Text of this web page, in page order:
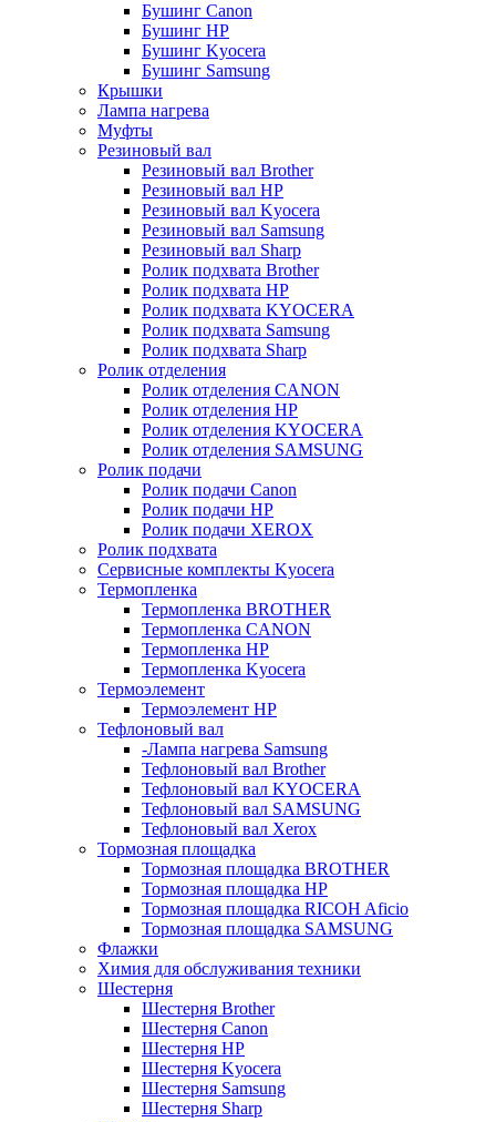
Бушинг Canon
Бушинг HP
Бушинг Kyocera
Бушинг Samsung
Крышки
Лампа нагрева
Муфты
Резиновый вал
Резиновый вал Brother
Резиновый вал HP
Резиновый вал Kyocera
Резиновый вал Samsung
Резиновый вал Sharp
Ролик подхвата Brother
Ролик подхвата HP
Ролик подхвата KYOCERA
Ролик подхвата Samsung
Ролик подхвата Sharp
Ролик отделения
Ролик отделения CANON
Ролик отделения HP
Ролик отделения KYOCERA
Ролик отделения SAMSUNG
Ролик подачи
Ролик подачи Canon
Ролик подачи HP
Ролик подачи XEROX
Ролик подхвата
Сервисные комплекты Kyocera
Термопленка
Термопленка BROTHER
Термопленка CANON
Термопленка HP
Термопленка Kyocera
Термоэлемент
Термоэлемент НР
Тефлоновый вал
-Лампа нагрева Samsung
Тефлоновый вал Brother
Тефлоновый вал KYOCERA
Тефлоновый вал SAMSUNG
Тефлоновый вал Xerox
Тормозная площадка
Тормозная площадка BROTHER
Тормозная площадка HP
Тормозная площадка RICOH Aficio
Тормозная площадка SAMSUNG
Флажки
Химия для обслуживания техники
Шестерня
Шестерня Brother
Шестерня Canon
Шестерня HP
Шестерня Kyocera
Шестерня Samsung
Шестерня Sharp